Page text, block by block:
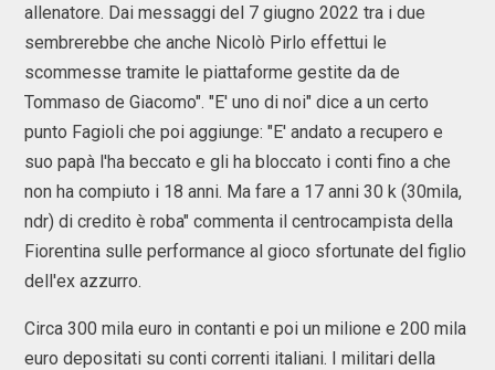
allenatore. Dai messaggi del 7 giugno 2022 tra i due
sembrerebbe che anche Nicolò Pirlo effettui le
scommesse tramite le piattaforme gestite da de
Tommaso de Giacomo". "E' uno di noi" dice a un certo
punto Fagioli che poi aggiunge: "E' andato a recupero e
suo papà l'ha beccato e gli ha bloccato i conti fino a che
non ha compiuto i 18 anni. Ma fare a 17 anni 30 k (30mila,
ndr) di credito è roba" commenta il centrocampista della
Fiorentina sulle performance al gioco sfortunate del figlio
dell'ex azzurro.
Circa 300 mila euro in contanti e poi un milione e 200 mila
euro depositati su conti correnti italiani. I militari della